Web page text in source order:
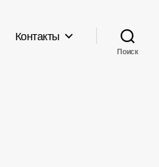
Контакты
Поиск